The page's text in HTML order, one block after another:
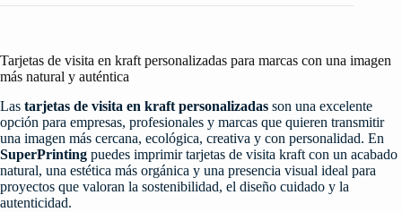
Tarjetas de visita en kraft personalizadas para marcas con una imagen
más natural y auténtica
Las tarjetas de visita en kraft personalizadas son una excelente
opción para empresas, profesionales y marcas que quieren transmitir
una imagen más cercana, ecológica, creativa y con personalidad. En
SuperPrinting puedes imprimir tarjetas de visita kraft con un acabado
natural, una estética más orgánica y una presencia visual ideal para
proyectos que valoran la sostenibilidad, el diseño cuidado y la
autenticidad.